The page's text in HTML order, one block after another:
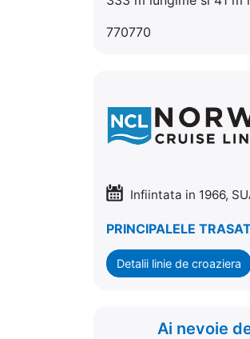
770770
Infiintata in 1966,
PRINCIPALELE
Detalii linie de croaziera
Ai nevoie